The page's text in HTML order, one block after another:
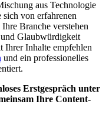
aus Technologie
von erfahrenen
Branche verstehen
Glaubwürdigkeit
Ihrer Inhalte empfehlen
und ein professionelles
Erstgespräch unter
Ihre Content-